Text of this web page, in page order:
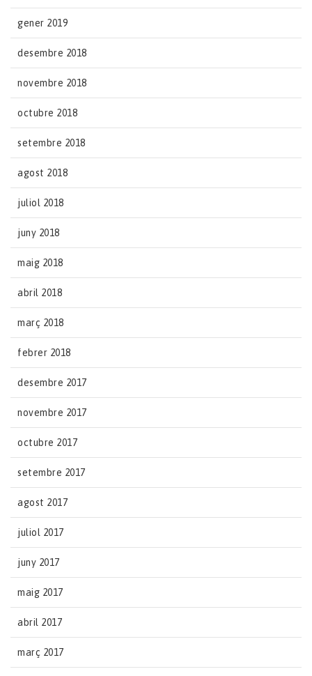
gener 2019
desembre 2018
novembre 2018
octubre 2018
setembre 2018
agost 2018
juliol 2018
juny 2018
maig 2018
abril 2018
març 2018
febrer 2018
desembre 2017
novembre 2017
octubre 2017
setembre 2017
agost 2017
juliol 2017
juny 2017
maig 2017
abril 2017
març 2017